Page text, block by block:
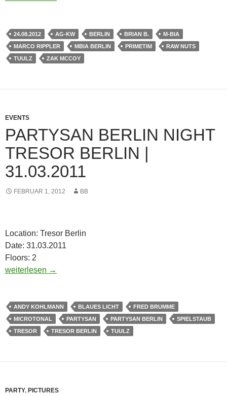
24.08.2012 AG-KW BERLIN BRIAN B.
M-BIA
MARCO RIPPLER
MBIA BERLIN PRIMETIM
RAW NUTS
TUULZ
ZAK MCCOY
EVENTS
PARTYSAN BERLIN NIGHT
TRESOR BERLIN |
31.03.2011
FEBRUAR 1, 2012 BB
Location: Tresor Berlin
Date: 31.03.2011
Floors: 2
Partysan Berlin Night Tresor Berlin | 31.03.2011
weiterlesen →
ANDY KOHLMANN BLAUES LICHT
FRED BRUMME
MICROTONAL
PARTYSAN PARTYSAN BERLIN
SPIELSTAUB
TRESOR
TRESOR BERLIN TUULZ
PARTY, PICTURES